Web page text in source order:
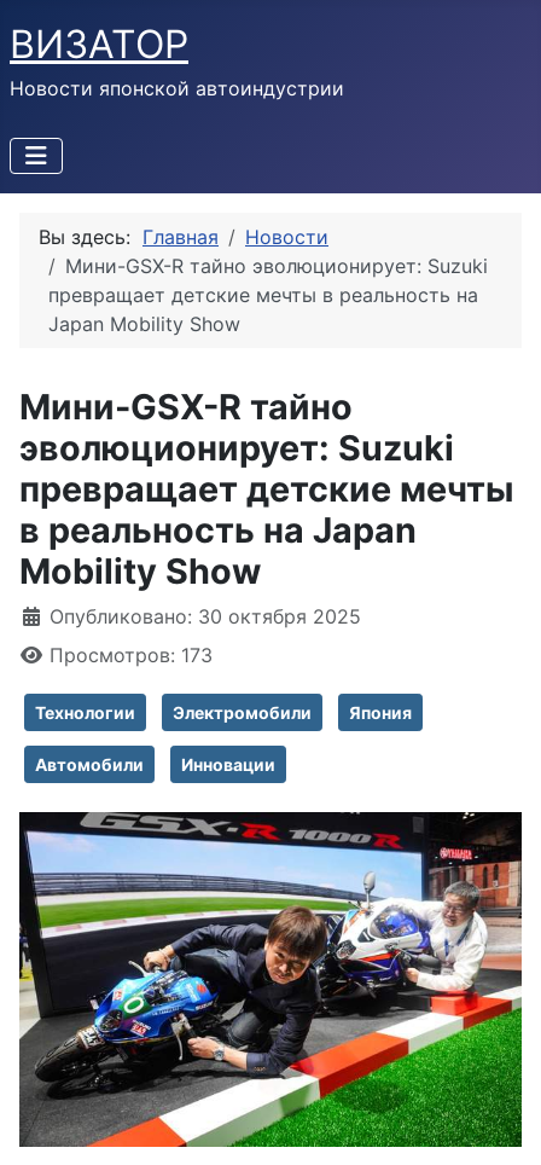
ВИЗАТОР
Новости японской автоиндустрии
Вы здесь: Главная
Новости
Мини-GSX-R тайно эволюционирует: Suzuki
превращает детские мечты в реальность на
Japan Mobility Show
Мини-GSX-R тайно
эволюционирует: Suzuki
превращает детские мечты
в реальность на Japan
Mobility Show
Информация о материале
Опубликовано: 30 октября 2025
Просмотров: 173
Технологии Электромобили Япония
Автомобили Инновации